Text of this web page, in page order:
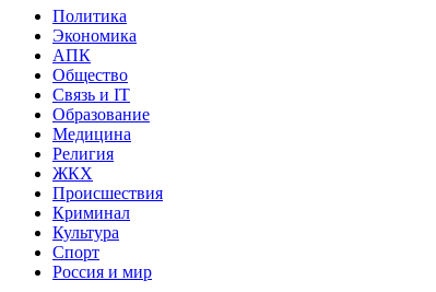
Политика
Экономика
АПК
Общество
Связь и IT
Образование
Медицина
Религия
ЖКХ
Происшествия
Криминал
Культура
Спорт
Россия и мир